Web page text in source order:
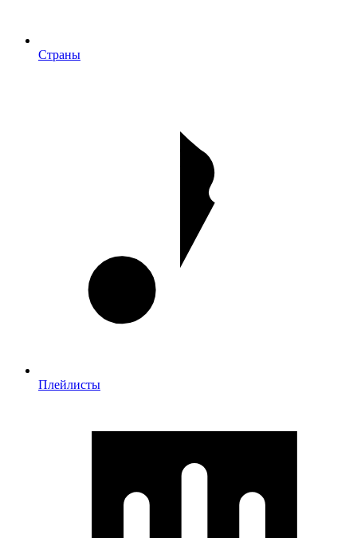
Страны
Плейлисты